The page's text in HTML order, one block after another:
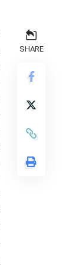
SHARE